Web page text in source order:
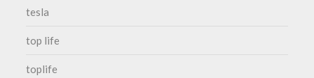
tesla
top life
toplife